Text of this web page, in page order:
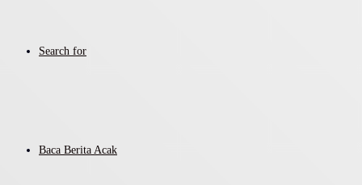
Search for
Baca Berita Acak